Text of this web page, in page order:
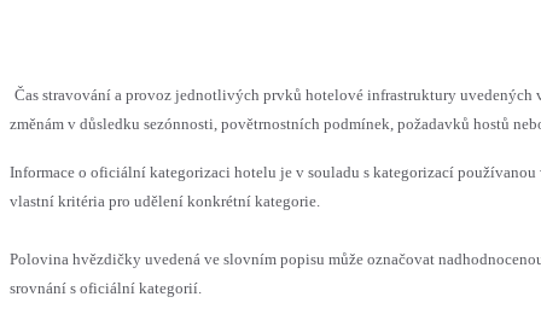
Čas stravování a provoz jednotlivých prvků hotelové infrastruktury uvedených
změnám v důsledku sezónnosti, povětrnostních podmínek, požadavků hostů
Informace o oficiální kategorizaci hotelu je v souladu s kategorizací používanou
vlastní kritéria pro udělení konkrétní kategorie.
Polovina hvězdičky uvedená ve slovním popisu může označovat
srovnání s oficiální kategorií.